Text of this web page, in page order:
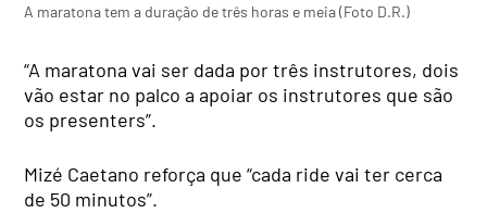
A maratona tem a duração de três horas e meia (Foto D.R.)
“A maratona vai ser dada por três instrutores, dois
vão estar no palco a apoiar os instrutores que são
os presenters”.
Mizé Caetano reforça que “cada ride vai ter cerca
de 50 minutos”.